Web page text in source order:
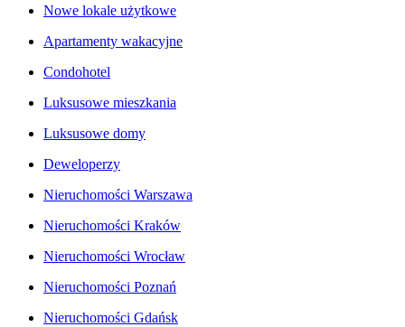
Nowe lokale użytkowe
Apartamenty wakacyjne
Condohotel
Luksusowe mieszkania
Luksusowe domy
Deweloperzy
Nieruchomości Warszawa
Nieruchomości Kraków
Nieruchomości Wrocław
Nieruchomości Poznań
Nieruchomości Gdańsk